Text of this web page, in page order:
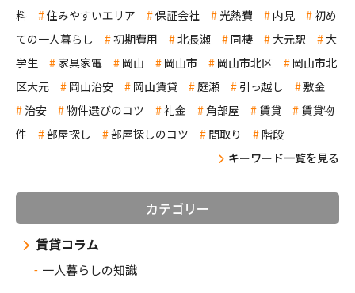
料
住みやすいエリア 保証会社 光熱費 内見
初め
ての一人暮らし
初期費用 北長瀬 同棲 大元駅
大
学生
家具家電 岡山 岡山市 岡山市北区
岡山市北
区大元
岡山治安 岡山賃貸 庭瀬 引っ越し
敷金
治安
物件選びのコツ 礼金 角部屋 賃貸
賃貸物
件
部屋探し 部屋探しのコツ 間取り
階段
キーワード一覧を見る
カテゴリー
賃貸コラム
一人暮らしの知識